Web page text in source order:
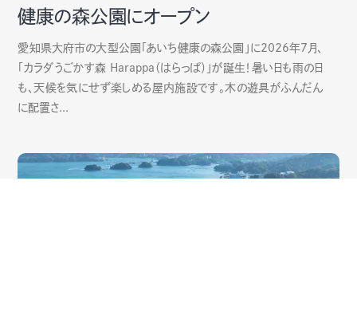
健康の森公園にオープン
愛知県大府市の大型公園「あいち健康の森公園」に2026年7月、
「カラダうごかす森 Harappa（はらっぱ）」が誕生！暑い日も雨の日
も、天候を気にせず楽しめる屋内施設です。木の遊具がふんだん
に配置さ...